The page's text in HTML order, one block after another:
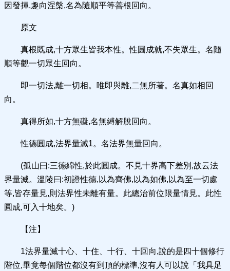
因發揮,趣向涅槃,名為隨順平等善根回向。
原文
真根既成,十方眾生皆我本性。性圓成就,不失眾生。名隨
順等觀一切眾生回向。
即一切法,離一切相。唯即與離,二無所著。名真如相回
向。
真得所如,十方無礙,名無縛解脫回向。
性德圓成,法界量滅1。名法界無量回向。
(孤山曰:三德綿性,於此圓成。不見十界高下差別,故云法
界量滅。溫陵曰:初證性德,以為齊佛,以為如佛,以為至一切處
等,皆存量見,則法界性未離有量。此總治前位限量情見。此性
圓成,可入十地矣。)
【注】
1法界量滅十心、十住、十行、十回向,說的是四十個修行
階位,畢竟每個階位都沒有到頂的標準,沒有人可以說「我具足